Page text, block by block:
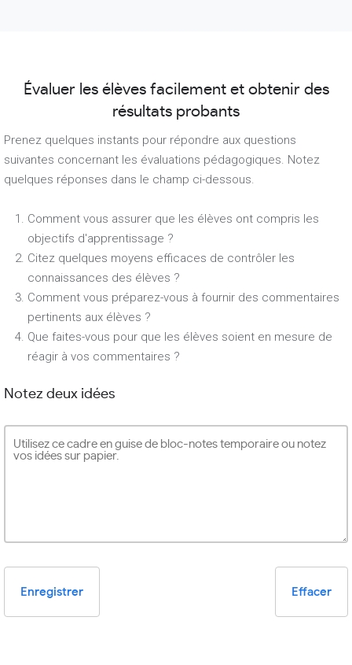
Évaluer les élèves facilement et obtenir des
résultats probants
Prenez quelques instants pour répondre aux questions
suivantes concernant les évaluations pédagogiques. Notez
quelques réponses dans le champ ci-dessous.
Comment vous assurer que les élèves ont compris les
objectifs d'apprentissage ?
Citez quelques moyens efficaces de contrôler les
connaissances des élèves ?
Comment vous préparez-vous à fournir des commentaires
pertinents aux élèves ?
Que faites-vous pour que les élèves soient en mesure de
réagir à vos commentaires ?
Notez deux idées
Enregistrer Effacer